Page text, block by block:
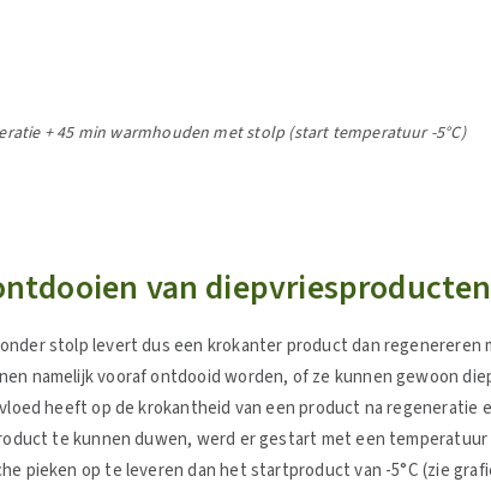
+ 45 min warmhouden met stolp (start temperatuur -5°C)
van
stolp levert dus een krokanter product dan
namelijk vooraf ontdooid worden, of ze kunnen gewoon
heeft op de krokantheid van een product na
te kunnen duwen, werd er gestart met een temperatuur
pieken op te leveren dan het startproduct van -5°C (zie